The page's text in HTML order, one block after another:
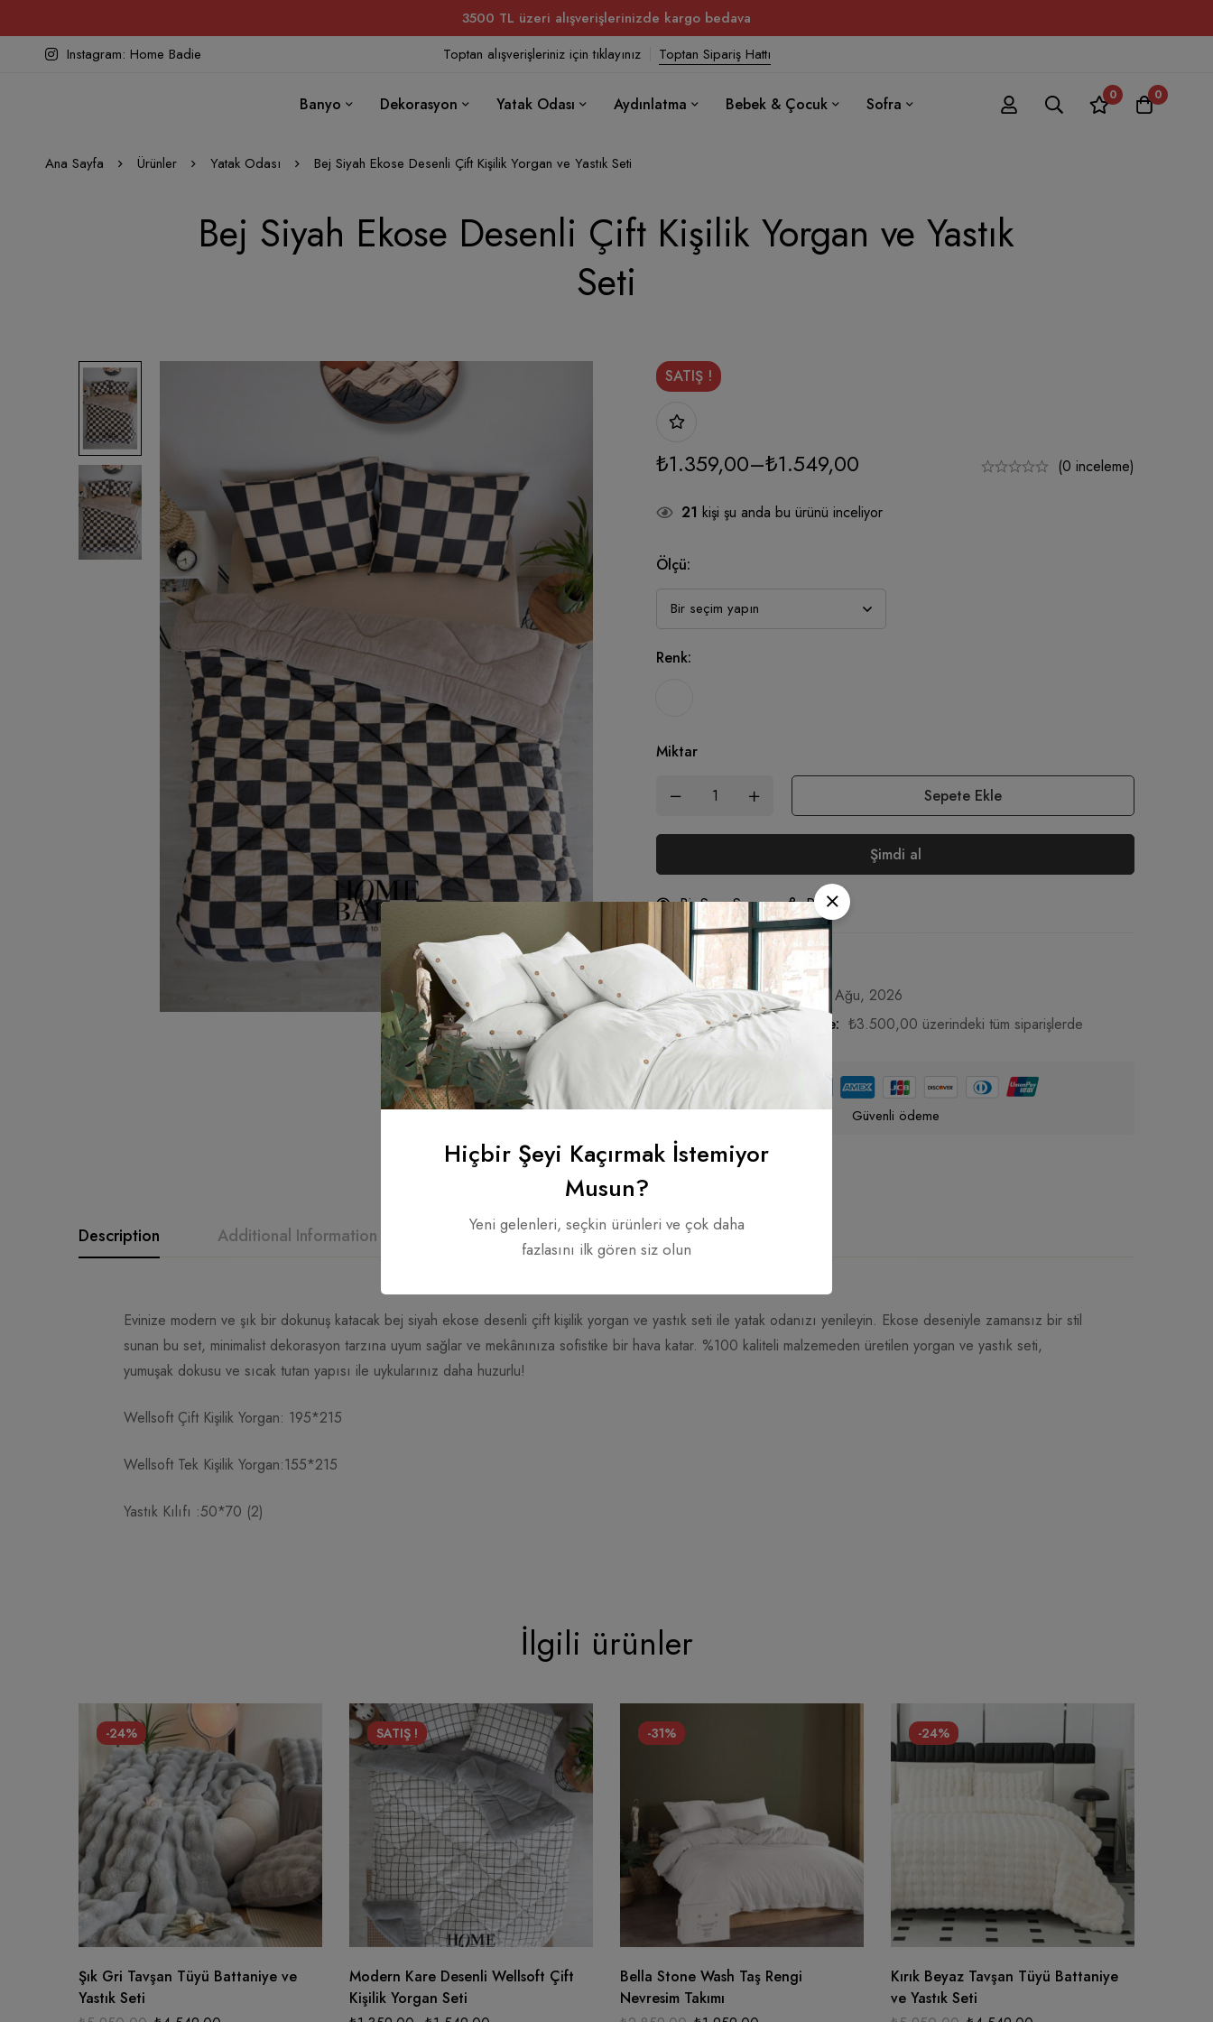
3500 TL üzeri alışverişlerinizde kargo bedava
Instagram: Home Badie
Toptan alışverişleriniz için tıklayınız Toptan Sipariş Hattı
Banyo Dekorasyon Yatak Odası Aydınlatma Bebek & Çocuk Sofra 0 0
Ana Sayfa Ürünler Yatak Odası Bej Siyah Ekose Desenli Çift Kişilik Yorgan ve Yastık Seti
Bej Siyah Ekose Desenli Çift Kişilik Yorgan ve Yastık
Seti
SATIŞ !
₺1.359,00–₺1.549,00 (0 inceleme)
21 kişi şu anda bu ürünü inceliyor
Ölçü:
Renk:
Miktar
Sepete Ekle
Şimdi al
Alternative:
Bir Soru Sor Paylaş
Ağır:
Ağır Ürünler
Tahmini teslim: 11 - 15 Ağu, 2026
Ücretsiz Kargo ve İade: ₺3.500,00 üzerindeki tüm siparişlerde
Güvenli ödeme
Description Additional Information Reviews (0) Sorular
Evinize modern ve şık bir dokunuş katacak bej siyah ekose desenli çift kişilik yorgan ve yastık seti ile yatak odanızı yenileyin. Ekose deseniyle zamansız bir stil
sunan bu set, minimalist dekorasyon tarzına uyum sağlar ve mekânınıza sofistike bir hava katar. %100 kaliteli malzemeden üretilen yorgan ve yastık seti,
yumuşak dokusu ve sıcak tutan yapısı ile uykularınız daha huzurlu!
Wellsoft Çift Kişilik Yorgan: 195*215
Wellsoft Tek Kişilik Yorgan:155*215
Yastık Kılıfı :50*70 (2)
İlgili ürünler
-24%
Şık Gri Tavşan Tüyü Battaniye ve
Yastık Seti
SATIŞ !
Modern Kare Desenli Wellsoft Çift
Kişilik Yorgan Seti
-31%
Bella Stone Wash Taş Rengi
Nevresim Takımı
-24%
Kırık Beyaz Tavşan Tüyü Battaniye
ve Yastık Seti
Hiçbir Şeyi Kaçırmak İstemiyor
Musun?
Yeni gelenleri, seçkin ürünleri ve çok daha
fazlasını ilk gören siz olun